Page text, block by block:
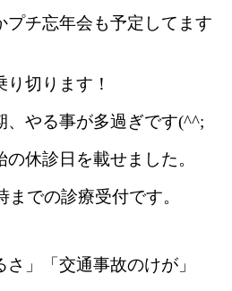
プチ忘年会も予定してます
切ります！
、やる事が多過ぎです(^^;
休診日を載せました。
での診療受付です。
さ」「交通事故のけが」